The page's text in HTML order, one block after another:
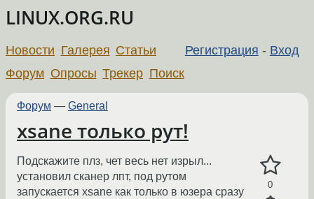
LINUX.ORG.RU
Регистрация - Вход
Новости Галерея Статьи
Форум Опросы Трекер Поиск
Форум — General
xsane только рут!
0
Подскажите плз, чет весь нет изрыл...
установил сканер лпт, под рутом
запускается xsane как только в юзера сразу